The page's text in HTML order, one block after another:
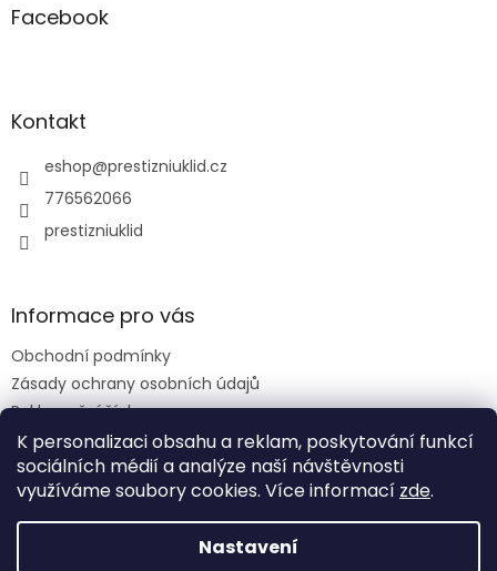
K personalizaci obsahu a reklam, poskytování funkcí
sociálních médií a analýze naší návštěvnosti
využíváme soubory cookies. Více informací zde.
Nastavení
aFacebook
Kontakt
eshop@prestizniuklid.cz
776562066
prestizniuklid
Informace pro vás
Obchodní podmínky
Zásady ochrany osobních údajů
Reklamační řád
Vytvořil Shoptet